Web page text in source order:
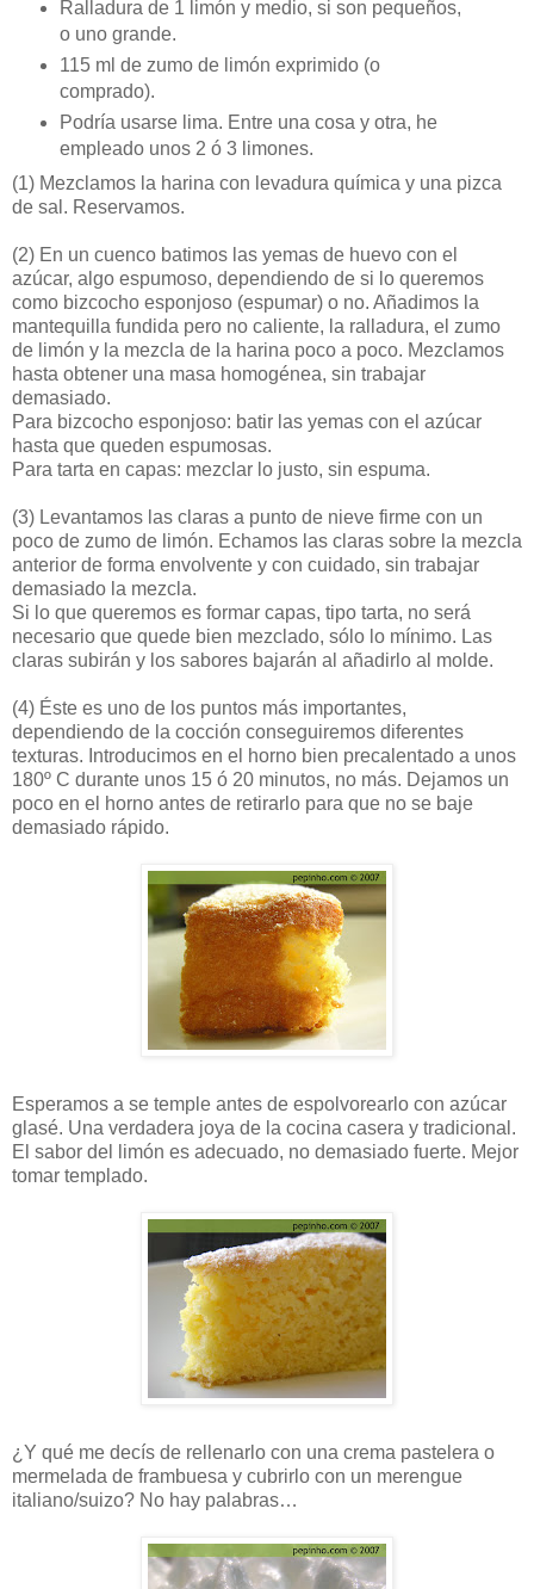
Ralladura de 1 limón y medio, si son pequeños,
o uno grande.
115 ml de zumo de limón exprimido (o
comprado).
Podría usarse lima. Entre una cosa y otra, he
empleado unos 2 ó 3 limones.
(1) Mezclamos la harina con levadura química y una pizca
de sal. Reservamos.
(2) En un cuenco batimos las yemas de huevo con el
azúcar, algo espumoso, dependiendo de si lo queremos
como bizcocho esponjoso (espumar) o no. Añadimos la
mantequilla fundida pero no caliente, la ralladura, el zumo
de limón y la mezcla de la harina poco a poco. Mezclamos
hasta obtener una masa homogénea, sin trabajar
demasiado.
Para bizcocho esponjoso: batir las yemas con el azúcar
hasta que queden espumosas.
Para tarta en capas: mezclar lo justo, sin espuma.
(3) Levantamos las claras a punto de nieve firme con un
poco de zumo de limón. Echamos las claras sobre la mezcla
anterior de forma envolvente y con cuidado, sin trabajar
demasiado la mezcla.
Si lo que queremos es formar capas, tipo tarta, no será
necesario que quede bien mezclado, sólo lo mínimo. Las
claras subirán y los sabores bajarán al añadirlo al molde.
(4) Éste es uno de los puntos más importantes,
dependiendo de la cocción conseguiremos diferentes
texturas. Introducimos en el horno bien precalentado a unos
180º C durante unos 15 ó 20 minutos, no más. Dejamos un
poco en el horno antes de retirarlo para que no se baje
demasiado rápido.
Esperamos a se temple antes de espolvorearlo con azúcar
glasé. Una verdadera joya de la cocina casera y tradicional.
El sabor del limón es adecuado, no demasiado fuerte. Mejor
tomar templado.
¿Y qué me decís de rellenarlo con una crema pastelera o
mermelada de frambuesa y cubrirlo con un merengue
italiano/suizo? No hay palabras…